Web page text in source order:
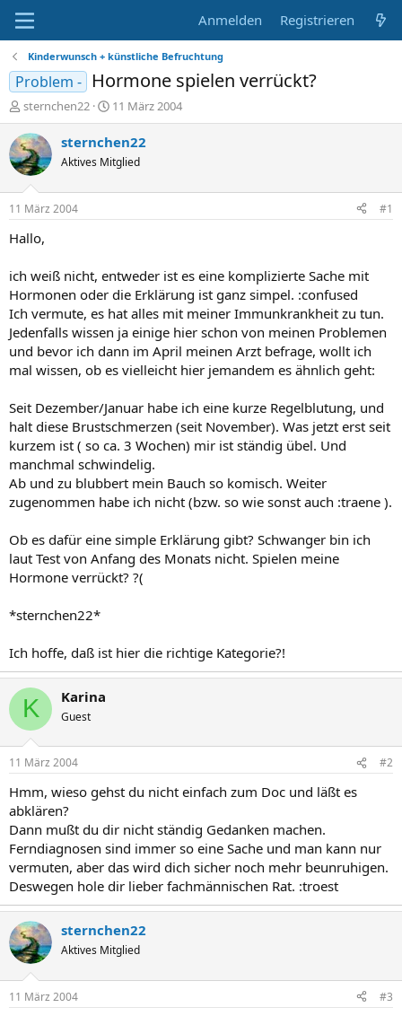
Anmelden Registrieren
Kinderwunsch + künstliche Befruchtung
Problem - Hormone spielen verrückt?
E
r
s
t
e
e
r
sternchen22
E
r
s
e
t
11 März 2004
sternchen22
Aktives Mitglied
11 März 2004 #1
Hallo,
ich weiß nicht, entweder ist es eine komplizierte Sache mit
Hormonen oder die Erklärung ist ganz simpel. :confused
Ich vermute, es hat alles mit meiner Immunkrankheit zu tun.
Jedenfalls wissen ja einige hier schon von meinen Problemen
und bevor ich dann im April meinen Arzt befrage, wollt ich
mal wissen, ob es vielleicht hier jemandem es ähnlich geht:
Seit Dezember/Januar habe ich eine kurze Regelblutung, und
halt diese Brustschmerzen (seit November). Was jetzt erst seit
kurzem ist ( so ca. 3 Wochen) mir ist ständig übel. Und
manchmal schwindelig.
Ab und zu blubbert mein Bauch so komisch. Weiter
zugenommen habe ich nicht (bzw. so wie sonst auch :traene ).
Ob es dafür eine simple Erklärung gibt? Schwanger bin ich
laut Test von Anfang des Monats nicht. Spielen meine
Hormone verrückt? ?(
*sternchen22*
Ich hoffe, daß ist hier die richtige Kategorie?!
K Karina
Guest
11 März 2004 #2
Hmm, wieso gehst du nicht einfach zum Doc und läßt es
abklären?
Dann mußt du dir nicht ständig Gedanken machen.
Ferndiagnosen sind immer so eine Sache und man kann nur
vermuten, aber das wird dich sicher noch mehr beunruhigen.
Deswegen hole dir lieber fachmännischen Rat. :troest
sternchen22
Aktives Mitglied
11 März 2004 #3